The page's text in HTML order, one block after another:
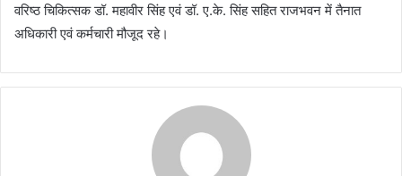
वरिष्ठ चिकित्सक डॉ. महावीर सिंह एवं डॉ. ए.के. सिंह सहित राजभवन में तैनात
अधिकारी एवं कर्मचारी मौजूद रहे।